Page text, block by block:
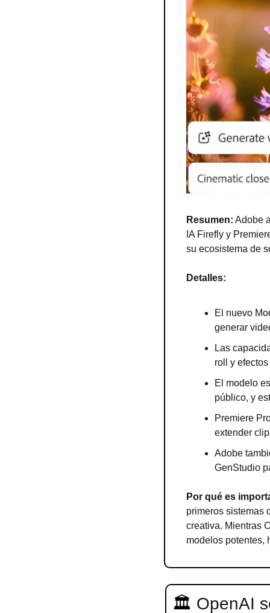
Resumen: Adobe
IA Firefly y
su ecosistema de
Detalles:
El nuevo
generar
Las
roll y
El modelo
público, y
Premiere
extender
Adobe
GenStudio
Por qué es
primeros sistemas
creativa. Mientras
modelos potentes,
🏛 OpenAI